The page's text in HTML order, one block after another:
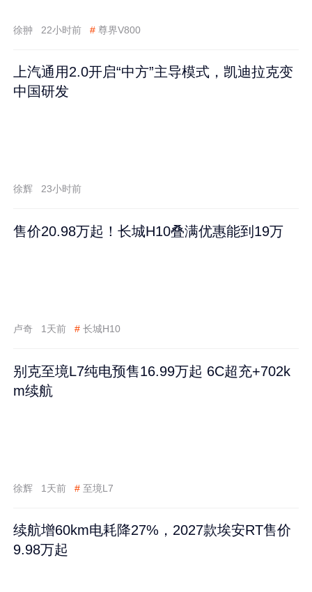
徐翀 22小时前 # 尊界V800
上汽通用2.0开启“中方”主导模式，凯迪拉克变
中国研发
徐辉 23小时前
售价20.98万起！长城H10叠满优惠能到19万
卢奇 1天前 # 长城H10
别克至境L7纯电预售16.99万起 6C超充+702k
m续航
徐辉 1天前 # 至境L7
续航增60km电耗降27%，2027款埃安RT售价
9.98万起